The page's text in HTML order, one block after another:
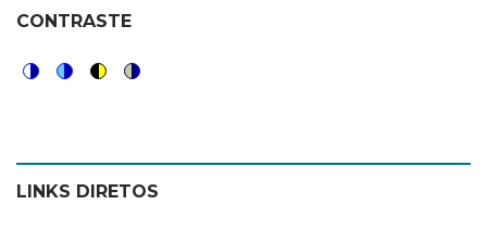
CONTRASTE
color
theme
blue
theme
high
visibility
soft
theme
LINKS DIRETOS